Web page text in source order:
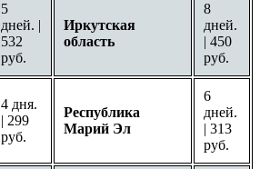
5
дней. |
532
руб.
Иркутская
область
8
дней.
| 450
руб.
4 дня.
| 299
руб.
Республика
Марий Эл
6
дней.
| 313
руб.